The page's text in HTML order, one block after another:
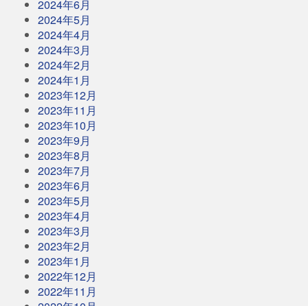
2024年6月
2024年5月
2024年4月
2024年3月
2024年2月
2024年1月
2023年12月
2023年11月
2023年10月
2023年9月
2023年8月
2023年7月
2023年6月
2023年5月
2023年4月
2023年3月
2023年2月
2023年1月
2022年12月
2022年11月